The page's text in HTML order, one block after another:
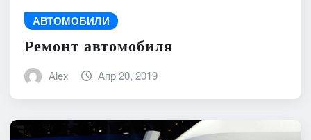
АВТОМОБИЛИ
Ремонт автомобиля
Alex Апр 20, 2019